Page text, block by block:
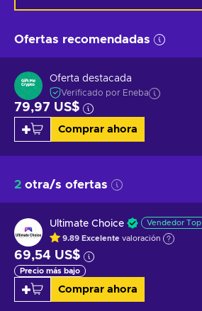
Ofertas recomendadas
Oferta destacada
Verificado por Eneba
79,97 US$
Comprar ahora
2 otra/s ofertas
Ultimate Choice Vendedor Top
9.89 Excelente valoración
69,54 US$
Precio más bajo
Comprar ahora